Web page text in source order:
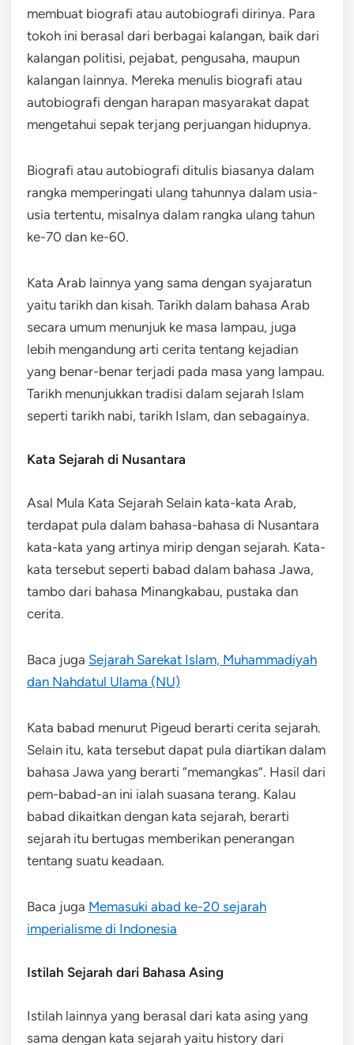
membuat biografi atau autobiografi dirinya. Para
tokoh ini berasal dari berbagai kalangan, baik dari
kalangan politisi, pejabat, pengusaha, maupun
kalangan lainnya. Mereka menulis biografi atau
autobiografi dengan harapan masyarakat dapat
mengetahui sepak terjang perjuangan hidupnya.
Biografi atau autobiografi ditulis biasanya dalam
rangka memperingati ulang tahunnya dalam usia-
usia tertentu, misalnya dalam rangka ulang tahun
ke-70 dan ke-60.
Kata Arab lainnya yang sama dengan syajaratun
yaitu tarikh dan kisah. Tarikh dalam bahasa Arab
secara umum menunjuk ke masa lampau, juga
lebih mengandung arti cerita tentang kejadian
yang benar-benar terjadi pada masa yang lampau.
Tarikh menunjukkan tradisi dalam sejarah Islam
seperti tarikh nabi, tarikh Islam, dan sebagainya.
Kata Sejarah di Nusantara
Asal Mula Kata Sejarah Selain kata-kata Arab,
terdapat pula dalam bahasa-bahasa di Nusantara
kata-kata yang artinya mirip dengan sejarah. Kata-
kata tersebut seperti babad dalam bahasa Jawa,
tambo dari bahasa Minangkabau, pustaka dan
cerita.
Baca juga Sejarah Sarekat Islam, Muhammadiyah
dan Nahdatul Ulama (NU)
Kata babad menurut Pigeud berarti cerita sejarah.
Selain itu, kata tersebut dapat pula diartikan dalam
bahasa Jawa yang berarti “memangkas”. Hasil dari
pem-babad-an ini ialah suasana terang. Kalau
babad dikaitkan dengan kata sejarah, berarti
sejarah itu bertugas memberikan penerangan
tentang suatu keadaan.
Baca juga Memasuki abad ke-20 sejarah
imperialisme di Indonesia
Istilah Sejarah dari Bahasa Asing
Istilah lainnya yang berasal dari kata asing yang
sama dengan kata sejarah yaitu history dari